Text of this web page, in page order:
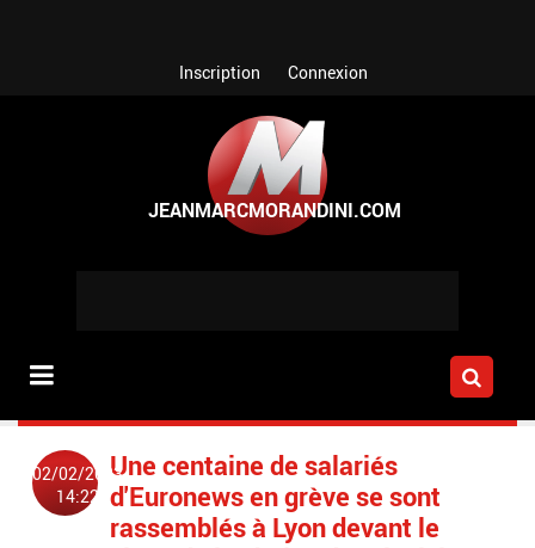
Inscription Connexion
02/02/2023
14:22
Une centaine de salariés
d'Euronews en grève se sont
rassemblés à Lyon devant le